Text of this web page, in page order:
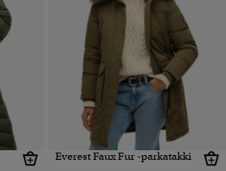
Everest Faux Fur -parkatakki